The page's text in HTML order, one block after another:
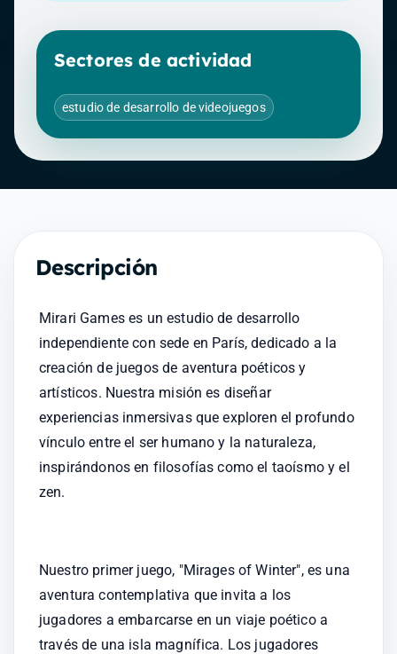
Sectores de actividad
estudio de desarrollo de videojuegos
Descripción
Mirari Games es un estudio de desarrollo
independiente con sede en París, dedicado a la
creación de juegos de aventura poéticos y
artísticos. Nuestra misión es diseñar
experiencias inmersivas que exploren el profundo
vínculo entre el ser humano y la naturaleza,
inspirándonos en filosofías como el taoísmo y el
zen.
Nuestro primer juego, "Mirages of Winter", es una
aventura contemplativa que invita a los
jugadores a embarcarse en un viaje poético a
través de una isla magnífica. Los jugadores